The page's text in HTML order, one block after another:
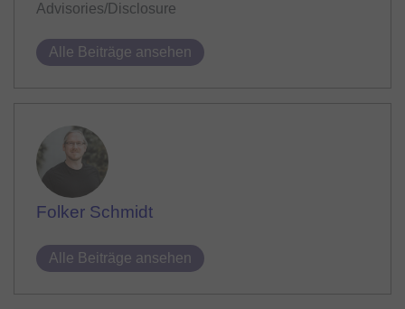
Advisories/Disclosure
Alle Beiträge ansehen
Folker Schmidt
Alle Beiträge ansehen